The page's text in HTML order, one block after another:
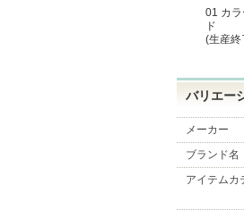
01 カ
ド
(生産終
バリエー
メーカー
ブランド名
アイテムカ